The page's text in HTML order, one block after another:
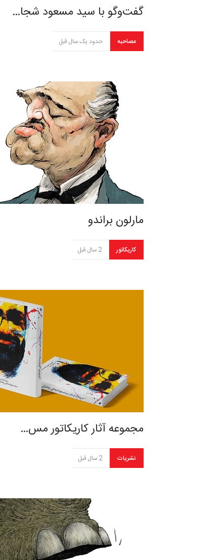
گفت‌وگو با سید مسعود شجا…
مصاحبه حدود یک سال قبل
مارلون براندو
کاریکاتور 2 سال قبل
مجموعه آثار کاریکاتور مس…
نشریات 2 سال قبل